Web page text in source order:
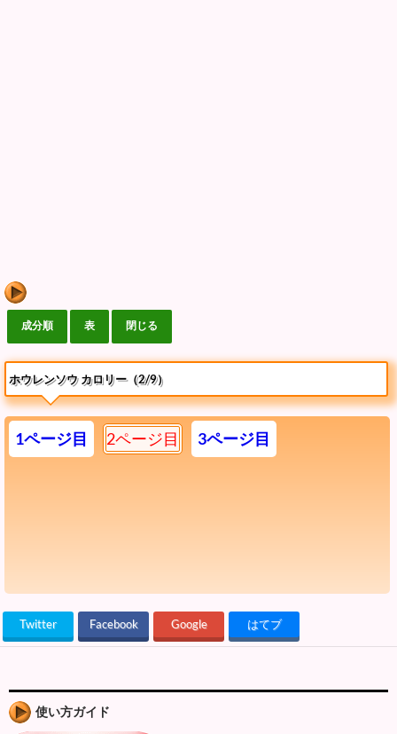
ホウレンソウ カロリー（2/9）
1ページ目 2ページ目 3ページ目
Twitter Facebook Google はてブ
使い方ガイド